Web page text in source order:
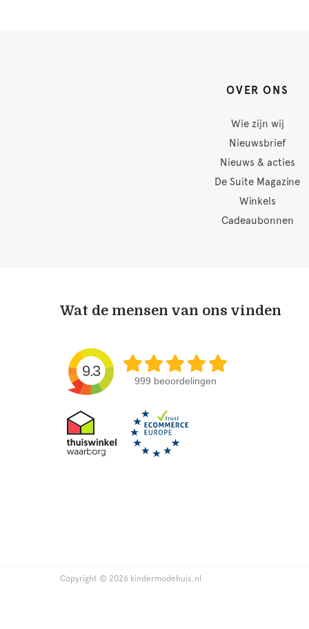
OVER ONS
Wie zijn wij
Nieuwsbrief
Nieuws & acties
De Suite Magazine
Winkels
Cadeaubonnen
Wat de mensen van ons vinden
9.3
999 beoordelingen
Copyright © 2026 kindermodehuis.nl